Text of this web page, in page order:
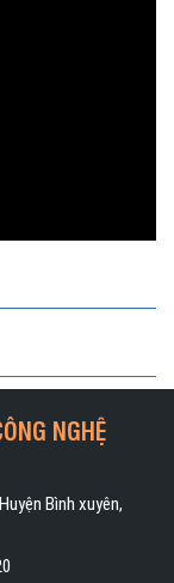
NGHỆ
Bình xuyên,